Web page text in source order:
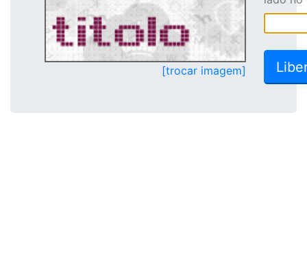
[trocar imagem]